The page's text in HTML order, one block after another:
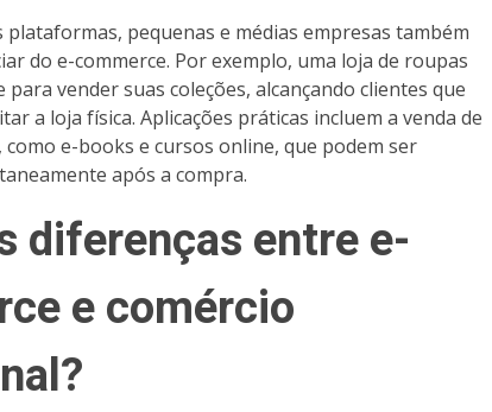
plataformas, pequenas e médias empresas também
do e-commerce. Por exemplo, uma loja de roupas
para vender suas coleções, alcançando clientes que
a loja física. Aplicações práticas incluem a venda de
e-books e cursos online, que podem ser
após a compra.
diferenças entre e-
e comércio